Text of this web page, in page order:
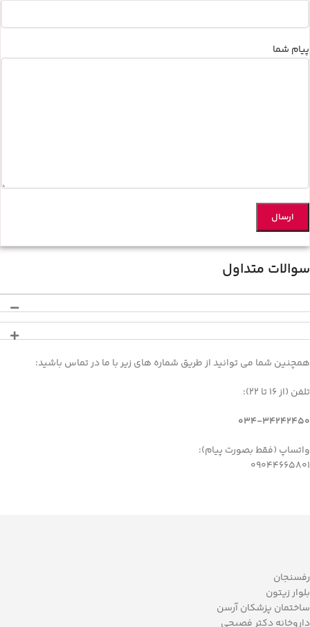
پیام شما
سوالات متداول
همچنین شما می توانید از طریق شماره های زیر با ما در تماس باشید:
تلفن (از 16 تا 22):
034-34242450
واتساپ (فقط بصورت پیام):
09044665801
رفسنجان
بلوار زیتون
ساختمان پزشکان آرسن
داروخانه دکتر فصیحی